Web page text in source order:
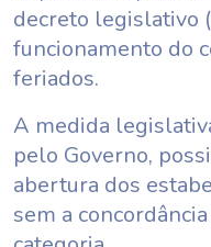
decreto legislativo
funcionamento do
feriados.
A medida
pelo Governo,
abertura dos
sem a